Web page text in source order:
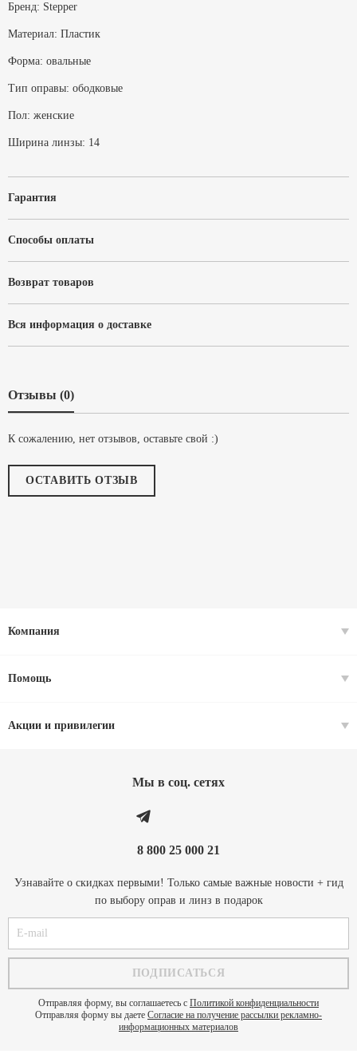
Бренд: Stepper
Материал: Пластик
Форма: овальные
Тип оправы: ободковые
Пол: женские
Ширина линзы: 14
Гарантия
Способы оплаты
Возврат товаров
Вся информация о доставке
Отзывы (0)
К сожалению, нет отзывов, оставьте свой :)
ОСТАВИТЬ ОТЗЫВ
Компания
Помощь
Акции и привилегии
Мы в соц. cетях
8 800 25 000 21
Узнавайте о скидках первыми! Только самые важные новости + гид
по выбору оправ и линз в подарок
Отправляя форму, вы соглашаетесь с Политикой конфиденциальности
Отправляя форму вы даете Согласие на получение рассылки рекламно-
информационных материалов